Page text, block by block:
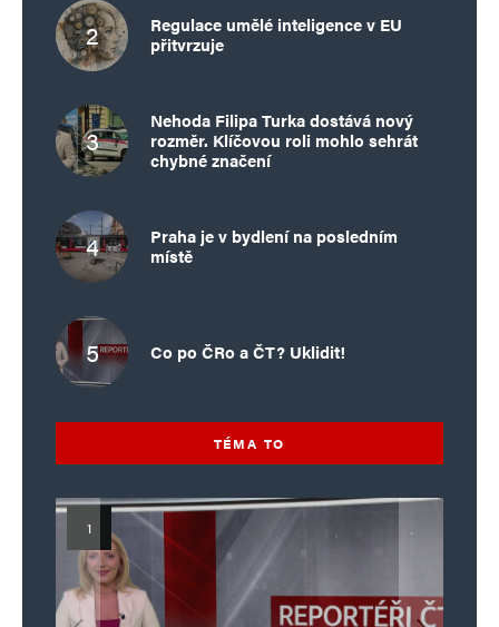
Regulace umělé inteligence v EU
přitvrzuje
Nehoda Filipa Turka dostává nový
rozměr. Klíčovou roli mohlo sehrát
chybné značení
Praha je v bydlení na posledním
místě
Co po ČRo a ČT? Uklidit!
TÉMA TO
Islamistický teror v EU, 6. díl:
Mýty o Václavu Klausovi:
Vymíráme a politici lžou: